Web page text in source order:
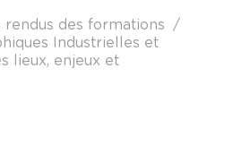
rendus des formations
Industrielles et
lieux, enjeux et